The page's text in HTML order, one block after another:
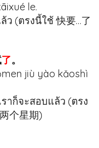
le.
ว (ตรงนี้ใช้ 快要…了
了。
jiù yào kǎoshì
าก็จะสอบแล้ว (ตรง
个星期)